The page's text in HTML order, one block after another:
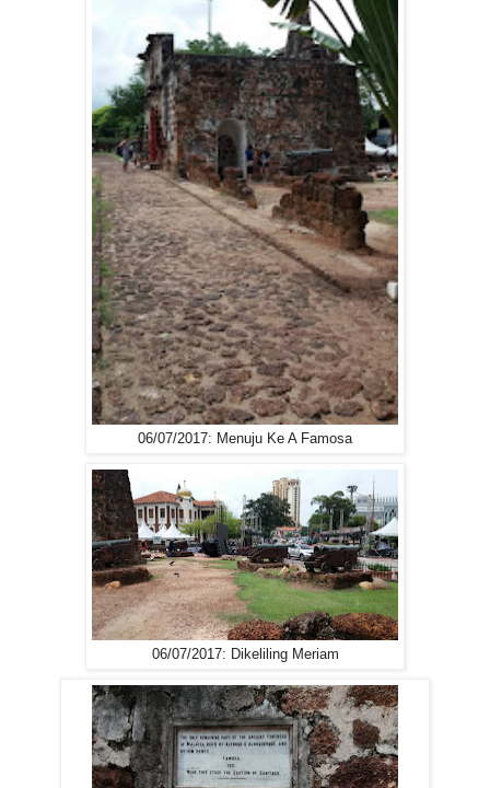
06/07/2017: Menuju Ke A Famosa
06/07/2017: Dikeliling Meriam